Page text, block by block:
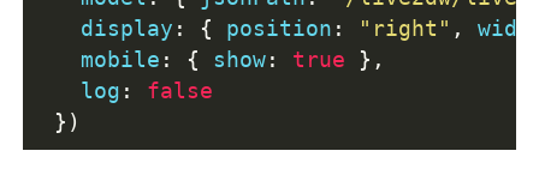
   display
: { position : "right" ,
   mobile
: { show: true
},
   log
:
false
})